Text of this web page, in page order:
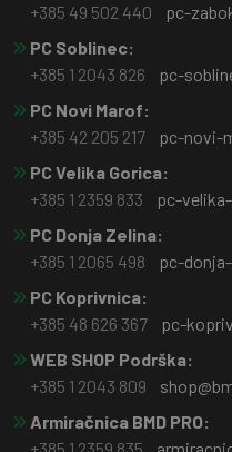
+385 49 502 440
pc-
PC Soblinec:
+385 1 2043 826
pc-
PC Novi Marof:
+385 42 205 217
pc-novi-
PC Velika Gorica:
+385 1 2359 833
pc-
PC Donja Zelina:
+385 1 2065 498
pc-
PC Koprivnica:
+385 48 626 367
pc-
WEB SHOP Podrška:
+385 1 2043 809
Armiračnica BMD PRO: